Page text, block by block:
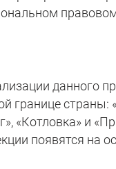
данного
границе страны:
«Котловка» и
появятся на